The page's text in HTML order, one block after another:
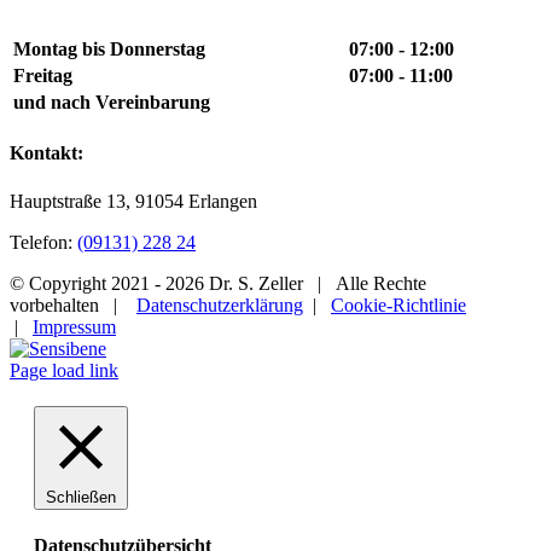
Montag bis Donnerstag
07:00 - 12:00
Freitag
07:00 - 11:00
und nach Vereinbarung
Kontakt:
Hauptstraße 13, 91054 Erlangen
Telefon: (09131) 228 24
© Copyright 2021 - 2026 Dr. S. Zeller | Alle Rechte
vorbehalten | Datenschutzerklärung | Cookie-Richtlinie
| Impressum
Instagram
Sensibene
Facebook
Page load link
Schließen
Datenschutzübersicht